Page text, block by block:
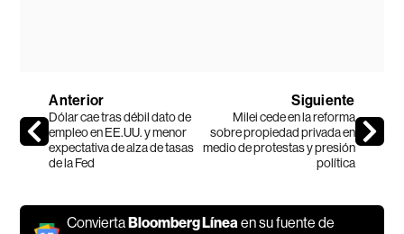
Anterior
Dólar cae tras débil dato de
empleo en EE.UU. y menor
expectativa de alza de tasas
de la Fed
Siguiente
Milei cede en la reforma
sobre propiedad privada en
medio de protestas y presión
política
ConviertaBloomberg Líneaen su fuente de